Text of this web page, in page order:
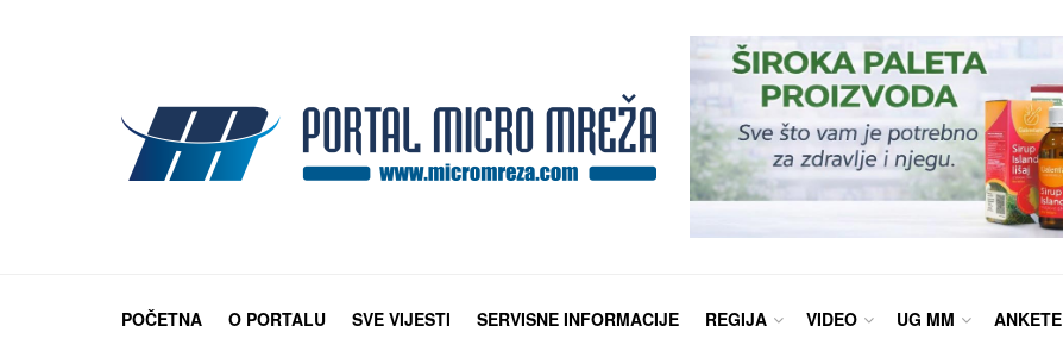
POČETNA O PORTALU SVE VIJESTI SERVISNE INFORMACIJE REGIJA VIDEO UG MM ANKETE